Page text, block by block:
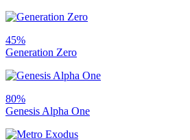
45%
Generation Zero
80%
Genesis Alpha One